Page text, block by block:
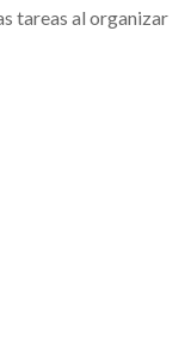
tareas al organizar